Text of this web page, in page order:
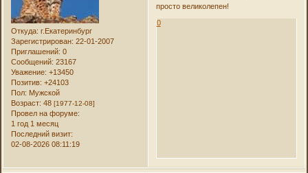
Откуда: г.Екатеринбург
Зарегистрирован: 22-01-2007
Приглашений: 0
Сообщений: 23167
Уважение: +13450
Позитив: +24103
Пол: Мужской
Возраст: 48[1977-12-08]
Провел на форуме:
1 год 1 месяц
Последний визит:
02-08-2026 08:11:19
просто великолепен!
0